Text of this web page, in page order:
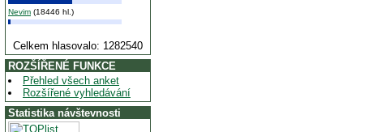
Nevim (18446 hl.)
Celkem hlasovalo: 1282540
ROZŠÍŘENÉ FUNKCE
Přehled všech anket
Rozšířené vyhledávání
Statistika návštevnosti